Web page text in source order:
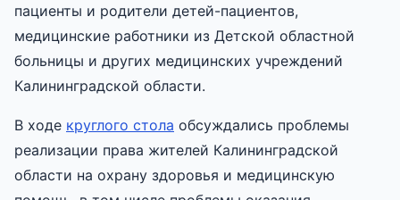
пациенты и родители детей-пациентов,
медицинские работники из Детской областной
больницы и других медицинских учреждений
Калининградской области.
В ходе круглого стола обсуждались проблемы
реализации права жителей Калининградской
области на охрану здоровья и медицинскую